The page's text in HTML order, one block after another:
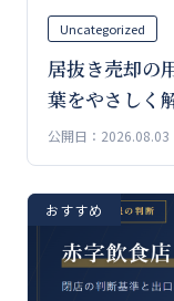
Uncategorized
居抜き売却の
葉をやさしく
公開日：2026.08.03
おすすめ